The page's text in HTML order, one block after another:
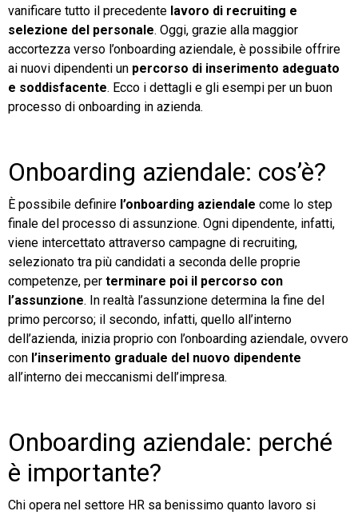
vanificare tutto il precedente lavoro di recruiting e
selezione del personale. Oggi, grazie alla maggior
accortezza verso l’onboarding aziendale, è possibile offrire
ai nuovi dipendenti un percorso di inserimento adeguato
e soddisfacente. Ecco i dettagli e gli esempi per un buon
processo di onboarding in azienda.
Onboarding aziendale: cos’è?
È possibile definire l’onboarding aziendale come lo step
finale del processo di assunzione. Ogni dipendente, infatti,
viene intercettato attraverso campagne di recruiting,
selezionato tra più candidati a seconda delle proprie
competenze, per terminare poi il percorso con
l’assunzione. In realtà l’assunzione determina la fine del
primo percorso; il secondo, infatti, quello all’interno
dell’azienda, inizia proprio con l’onboarding aziendale, ovvero
con l’inserimento graduale del nuovo dipendente
all’interno dei meccanismi dell’impresa.
Onboarding aziendale: perché
è importante?
Chi opera nel settore HR sa benissimo quanto lavoro si